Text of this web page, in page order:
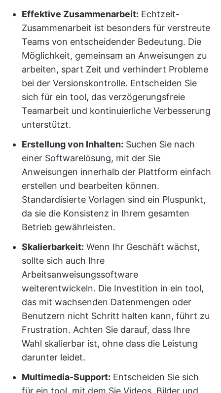
Effektive Zusammenarbeit: Echtzeit-
Zusammenarbeit ist besonders für verstreute
Teams von entscheidender Bedeutung. Die
Möglichkeit, gemeinsam an Anweisungen zu
arbeiten, spart Zeit und verhindert Probleme
bei der Versionskontrolle. Entscheiden Sie
sich für ein tool, das verzögerungsfreie
Teamarbeit und kontinuierliche Verbesserung
unterstützt.
Erstellung von Inhalten: Suchen Sie nach
einer Softwarelösung, mit der Sie
Anweisungen innerhalb der Plattform einfach
erstellen und bearbeiten können.
Standardisierte Vorlagen sind ein Pluspunkt,
da sie die Konsistenz in Ihrem gesamten
Betrieb gewährleisten.
Skalierbarkeit: Wenn Ihr Geschäft wächst,
sollte sich auch Ihre
Arbeitsanweisungssoftware
weiterentwickeln. Die Investition in ein tool,
das mit wachsenden Datenmengen oder
Benutzern nicht Schritt halten kann, führt zu
Frustration. Achten Sie darauf, dass Ihre
Wahl skalierbar ist, ohne dass die Leistung
darunter leidet.
Multimedia-Support: Entscheiden Sie sich
für ein tool, mit dem Sie Videos, Bilder und